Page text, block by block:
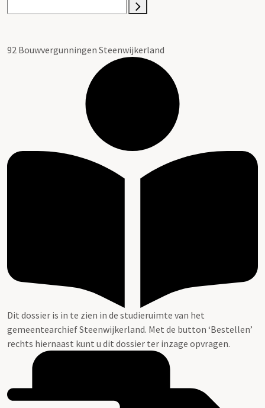
92 Bouwvergunningen Steenwijkerland
Dit dossier is in te zien in de studieruimte van het
gemeentearchief Steenwijkerland. Met de button ‘Bestellen’
rechts hiernaast kunt u dit dossier ter inzage opvragen.